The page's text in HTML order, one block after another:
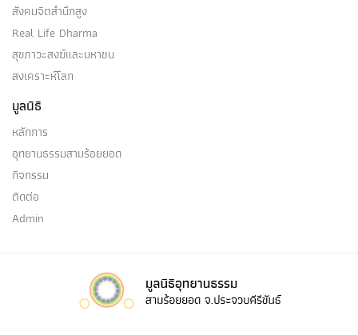
สังคมจิตสำนึกสูง
Real Life Dharma
สุขภาวะสงฆ์และมหาชน
สงเคราะห์โลก
มูลนิธิ
หลักการ
อุทยานธรรมสามร้อยยอด
กิจกรรม
ติดต่อ
Admin